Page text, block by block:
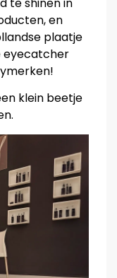
en
plaatje
eyecatcher
klein beetje